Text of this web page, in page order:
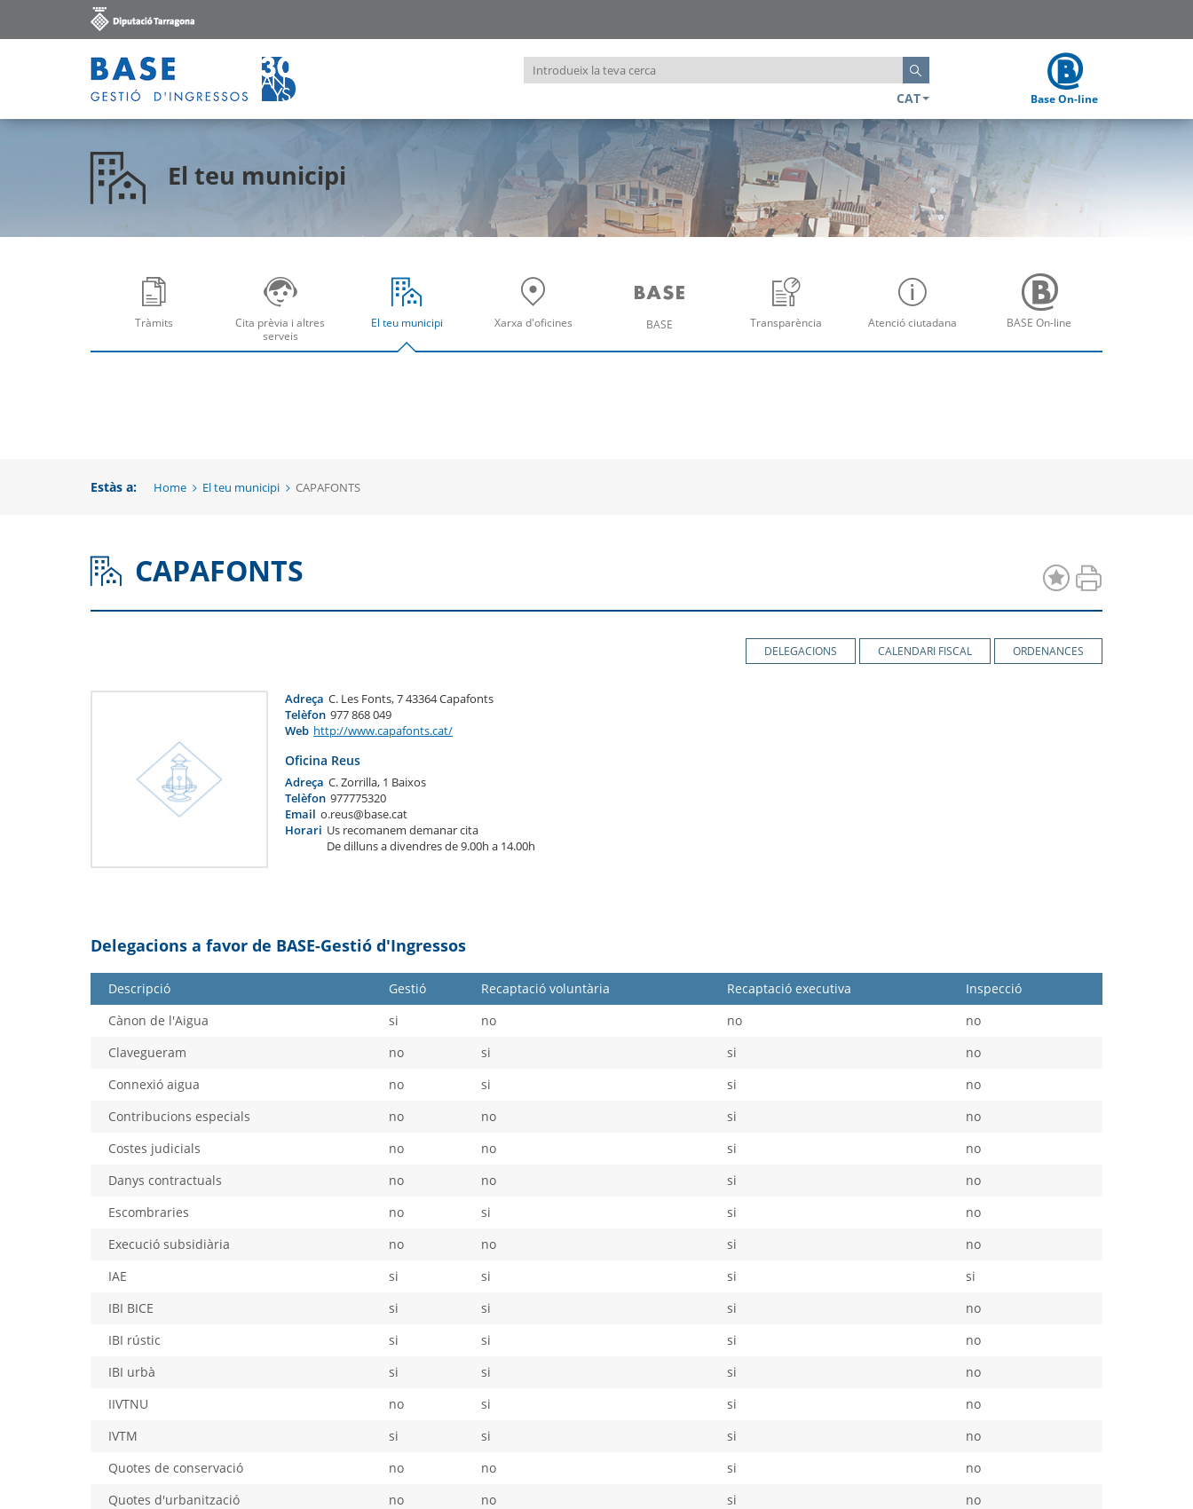
Introdueix
la
cerca
CAT
Base On-line
El teu municipi
Tràmits
Obre
finestra
Cita prèvia i altres
serveis
Obre
finestra
El teu municipi
Obre
finestra
Xarxa d'oficines
Obre
BASE
Obre
Transparència
Obre
Atenció ciutadana
Obre
BASE On-line
Obre
Estàs a: Home El teu municipi CAPAFONTS
CAPAFONTS
DELEGACIONS CALENDARI FISCAL ORDENANCES
Adreça C. Les Fonts, 7 43364 Capafonts
Telèfon 977 868 049
Web http://www.capafonts.cat/
Oficina Reus
Adreça C. Zorrilla, 1 Baixos
Telèfon 977775320
Email o.reus@base.cat
Horari Us recomanem demanar cita
De dilluns a divendres de 9.00h a 14.00h
Delegacions a favor de BASE-Gestió d'Ingressos
Descripció Gestió Recaptació voluntària Recaptació executiva
Inspecció
Cànon de l'Aigua
si no no
no
Clavegueram
no si si
no
Connexió aigua
no si si
no
Contribucions especials
no no si
no
Costes judicials
no no si
no
Danys contractuals
no no si
no
Escombraries
no si si
no
Execució subsidiària
no no si
no
IAE
si si si
si
IBI BICE
si si si
no
IBI rústic
si si si
no
IBI urbà
si si si
no
IIVTNU
no si si
no
IVTM
si si si
no
Quotes de conservació
no no si
no
Quotes d'urbanització
no no si
no